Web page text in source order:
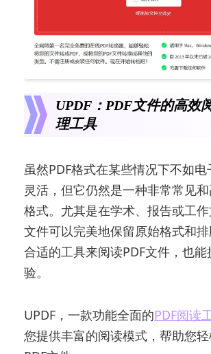
UPDF：PDF文件的高效
理工具
虽然PDF格式在某些情况下不如
灵活，但它仍然是一种非常常见
格式。尤其是在学术、报告或工
文件可以完美地保留原始格式和
合适的工具来阅读PDF文件，也
验。
UPDF，一款功能全面的PDF阅读
您提供丰富的阅读模式，帮助您